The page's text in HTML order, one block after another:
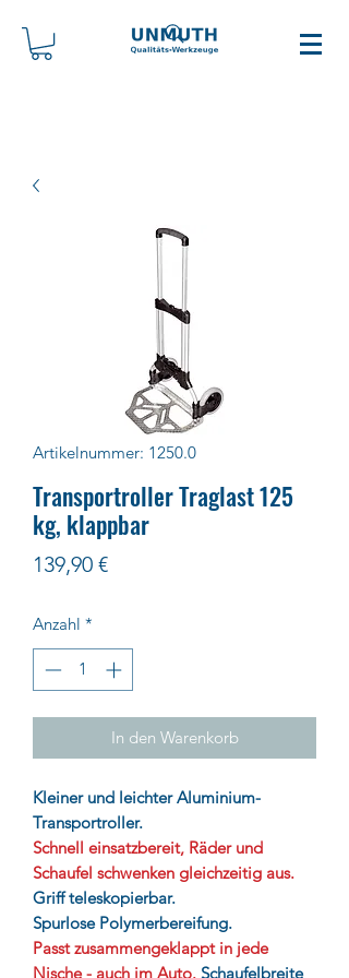
Artikelnummer: 1250.0
Transportroller Traglast 125
kg, klappbar
139,90 €Preis
Anzahl *
In den Warenkorb
Kleiner und leichter Aluminium-
Transportroller.
Schnell einsatzbereit, Räder und
Schaufel schwenken gleichzeitig aus.
Griff teleskopierbar.
Spurlose Polymerbereifung.
Passt zusammengeklappt in jede
Nische - auch im Auto. Schaufelbreite